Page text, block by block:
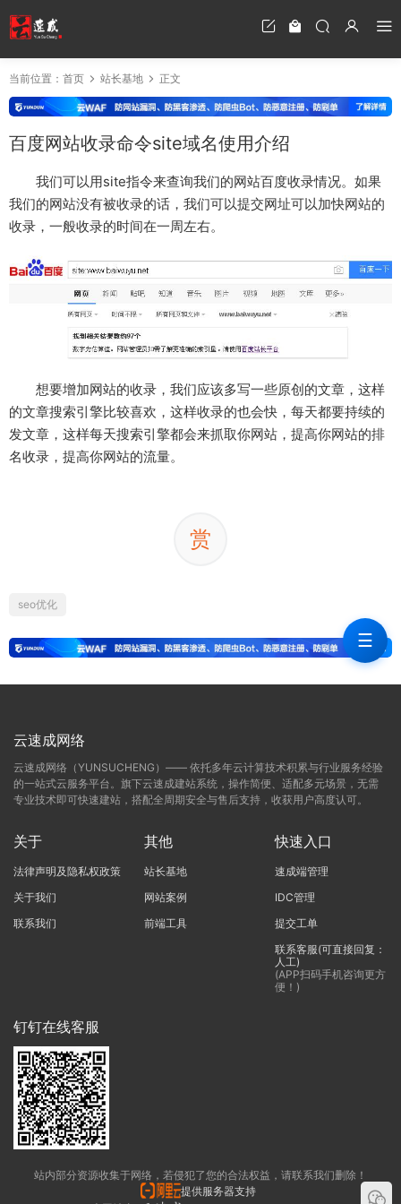
当前位置： 首页 站长基地 正文
百度网站收录命令site域名使用介绍
我们可以用site指令来查询我们的网站百度收录情况。如果
我们的网站没有被收录的话，我们可以提交网址可以加快网站的
收录，一般收录的时间在一周左右。
想要增加网站的收录，我们应该多写一些原创的文章，这样
的文章搜索引擎比较喜欢，这样收录的也会快，每天都要持续的
发文章，这样每天搜索引擎都会来抓取你网站，提高你网站的排
名收录，提高你网站的流量。
赏
seo优化
云速成网络
云速成网络（YUNSUCHENG）—— 依托多年云计算技术积累与行业服务经验
的一站式云服务平台。旗下云速成建站系统，操作简便、适配多元场景，无需
专业技术即可快速建站，搭配全周期安全与售后支持，收获用户高度认可。
关于
法律声明及隐私权政策
关于我们
联系我们
其他
站长基地
网站案例
前端工具
快速入口
速成端管理
IDC管理
提交工单
联系客服(可直接回复：
人工)
(APP扫码手机咨询更方
便！)
钉钉在线客服
站内部分资源收集于网络，若侵犯了您的合法权益，请联系我们删除！
提供服务器支持
☰